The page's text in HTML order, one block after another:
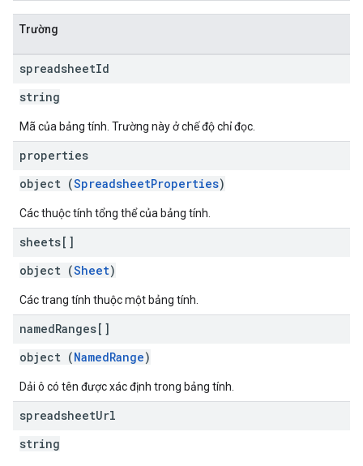
Trường
spreadsheetId
string
Mã của bảng tính. Trường này ở chế độ chỉ đọc.
properties
object (SpreadsheetProperties)
Các thuộc tính tổng thể của bảng tính.
sheets[]
object (Sheet)
Các trang tính thuộc một bảng tính.
namedRanges[]
object (NamedRange)
Dải ô có tên được xác định trong bảng tính.
spreadsheetUrl
string